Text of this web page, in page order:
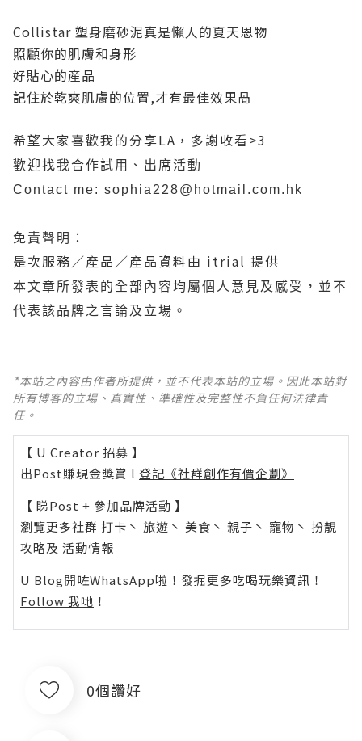
Collistar 塑身磨砂泥真是懶人的夏天恩物
照顧你的肌膚和身形
好貼心的産品
記住於乾爽肌膚的位置,才有最佳效果咼
希望大家喜歡我的分享LA，多謝收看>3
歡迎找我合作試用、出席活動
Contact me: sophia228@hotmail.com.hk
免責聲明：
是次服務／產品／產品資料由 itrial 提供
本文章所發表的全部內容均屬個人意見及感受，並不
代表該品牌之言論及立場。
*本站之內容由作者所提供，並不代表本站的立場。因此本站對
所有博客的立場、真實性、準確性及完整性不負任何法律責
任。
【 U Creator 招募 】
出Post賺現金獎賞 l 登記《社群創作有價企劃》
【 睇Post + 參加品牌活動 】
瀏覽更多社群 打卡 丶 旅遊 丶 美食 丶 親子 丶 寵物 丶 扮靚
攻略及 活動情報
U Blog開咗WhatsApp啦！發掘更多吃喝玩樂資訊！
Follow 我哋 ！
0個讚好